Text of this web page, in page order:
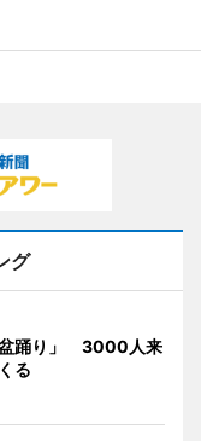
グ
盆踊り」 3000人来
る